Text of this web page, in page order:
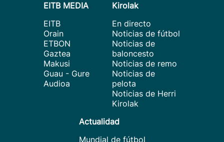
EITB MEDIA
EITB
Orain
ETBON
Gaztea
Makusi
Guau - Gure
Audioa
Kirolak
En directo
Noticias de fútbol
Noticias de
baloncesto
Noticias de remo
Noticias de
pelota
Noticias de Herri
Kirolak
Actualidad
Mundial de fútbol